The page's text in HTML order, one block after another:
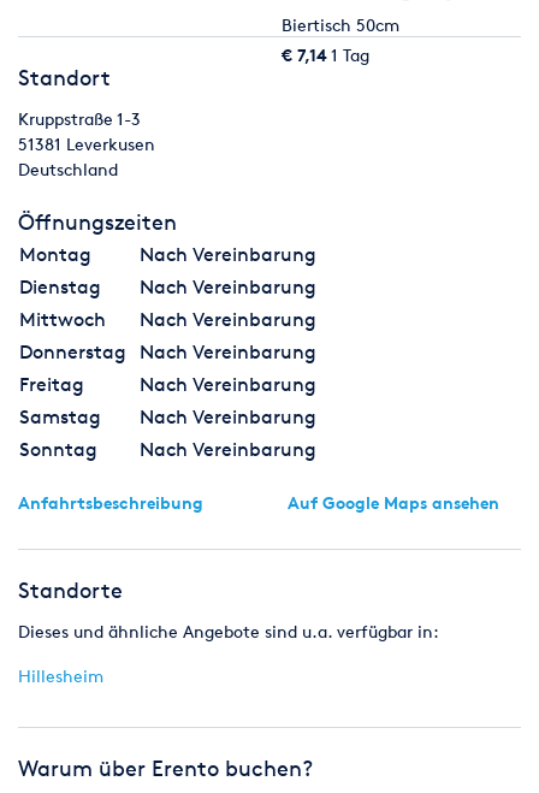
Biertisch 50cm
€ 7,141 Tag
Standort
Kruppstraße 1-3
51381 Leverkusen
Deutschland
Öffnungszeiten
Montag
Nach Vereinbarung
Dienstag
Nach Vereinbarung
Mittwoch
Nach Vereinbarung
Donnerstag
Nach Vereinbarung
Freitag
Nach Vereinbarung
Samstag
Nach Vereinbarung
Sonntag
Nach Vereinbarung
Anfahrtsbeschreibung Auf Google Maps ansehen
Standorte
Dieses und ähnliche Angebote sind u.a. verfügbar in:
Hillesheim
Warum über Erento buchen?